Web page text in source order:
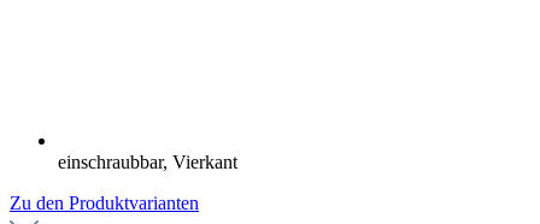
einschraubbar, Vierkant
Zu den Produktvarianten